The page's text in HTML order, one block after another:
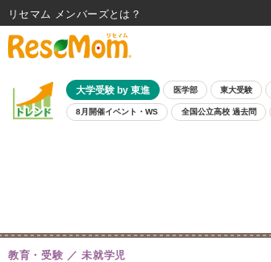
大学受験 by 東進 医学部 東大受験
8月開催イベント・WS 全国公立高校 過去問
教育・受験 未就学児
リセマム メンバーズ